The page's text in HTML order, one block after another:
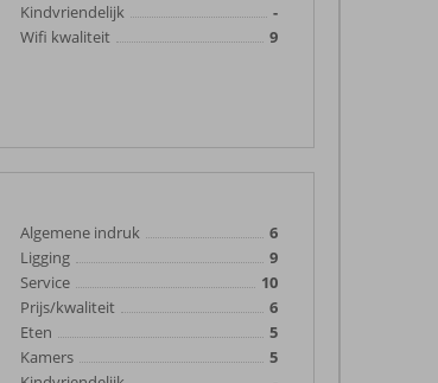
Kindvriendelijk
-
Wifi kwaliteit
9
Algemene indruk
6
Ligging
9
Service
10
Prijs/kwaliteit
6
Eten
5
Kamers
5